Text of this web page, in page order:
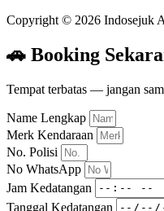
Copyright © 2026 Indosejuk
🚗 Booking
Tempat terbatas — jangan
Name Lengkap
Merk Kendaraan
No. Polisi
No WhatsApp
Jam Kedatangan
Tanggal Kedatangan